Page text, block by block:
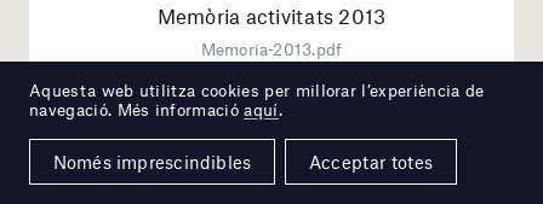
Memòria activitats 2013
Memoria-2013.pdf
Descàrrega
Aquesta web utilitza cookies per millorar l’experiència de
navegació. Més informacióaquí.
Només imprescindibles Acceptar totes